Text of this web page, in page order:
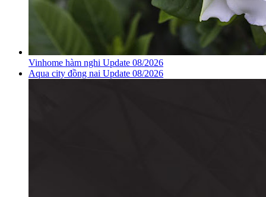
Vinhome hàm nghi Update 08/2026
Aqua city đồng nai Update 08/2026